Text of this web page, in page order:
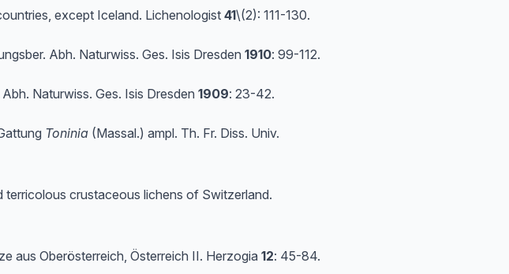
except Iceland. Lichenologist41\(2): 111-130.
Abh. Naturwiss. Ges. Isis Dresden 1910: 99-112.
Naturwiss. Ges. Isis Dresden 1909: 23-42.
Toninia(Massal.) ampl. Th. Fr. Diss. Univ.
crustaceous lichens of Switzerland.
aus Oberösterreich, Österreich II. Herzogia 12: 45-84.